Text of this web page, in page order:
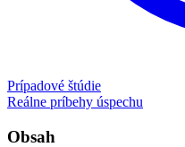
Prípadové štúdie
Reálne príbehy úspechu
Obsah